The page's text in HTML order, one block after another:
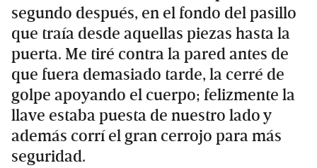
segundo después, en el fondo del pasillo
que traía desde aquellas piezas hasta la
puerta. Me tiré contra la pared antes de
que fuera demasiado tarde, la cerré de
golpe apoyando el cuerpo; felizmente la
llave estaba puesta de nuestro lado y
además corrí el gran cerrojo para más
seguridad.